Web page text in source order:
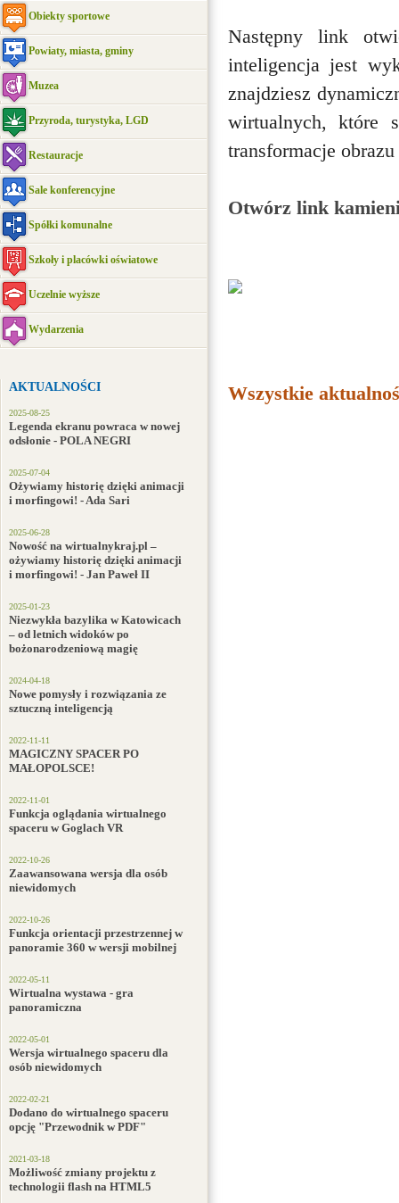
Obiekty sportowe
Powiaty, miasta, gminy
Muzea
Przyroda, turystyka, LGD
Restauracje
Sale konferencyjne
Spółki komunalne
Szkoły i placówki oświatowe
Uczelnie wyższe
Wydarzenia
AKTUALNOŚCI
2025-08-25
Legenda ekranu powraca w nowej
odsłonie - POLA NEGRI
2025-07-04
Ożywiamy historię dzięki animacji
i morfingowi! - Ada Sari
2025-06-28
Nowość na wirtualnykraj.pl –
ożywiamy historię dzięki animacji
i morfingowi! - Jan Paweł II
2025-01-23
Niezwykła bazylika w Katowicach
– od letnich widoków po
bożonarodzeniową magię
2024-04-18
Nowe pomysły i rozwiązania ze
sztuczną inteligencją
2022-11-11
MAGICZNY SPACER PO
MAŁOPOLSCE!
2022-11-01
Funkcja oglądania wirtualnego
spaceru w Goglach VR
2022-10-26
Zaawansowana wersja dla osób
niewidomych
2022-10-26
Funkcja orientacji przestrzennej w
panoramie 360 w wersji mobilnej
2022-05-11
Wirtualna wystawa - gra
panoramiczna
2022-05-01
Wersja wirtualnego spaceru dla
osób niewidomych
2022-02-21
Dodano do wirtualnego spaceru
opcję "Przewodnik w PDF"
2021-03-18
Możliwość zmiany projektu z
technologii flash na HTML5
Następny link
inteligencja jest
znajdziesz
wirtualnych, które
transformacje
Otwórz link
Wszystkie